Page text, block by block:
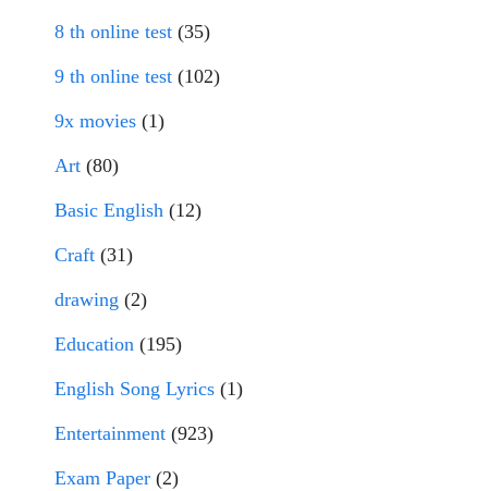
8 th online test (35)
9 th online test (102)
9x movies (1)
Art (80)
Basic English (12)
Craft (31)
drawing (2)
Education (195)
English Song Lyrics (1)
Entertainment (923)
Exam Paper (2)